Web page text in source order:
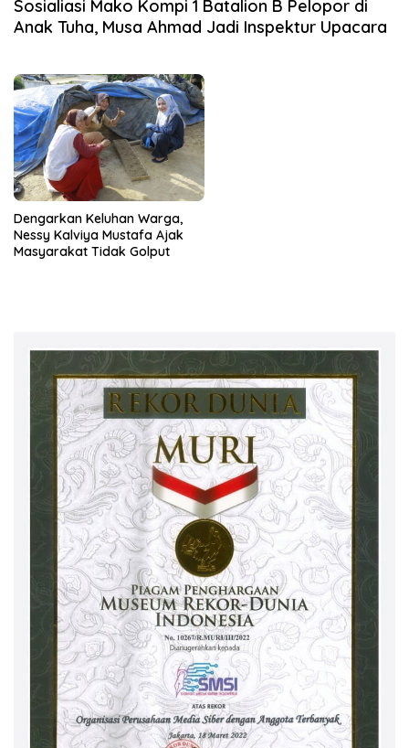
Sosialiasi Mako Kompi 1 Batalion B Pelopor di
Anak Tuha, Musa Ahmad Jadi Inspektur Upacara
Dengarkan Keluhan Warga,
Nessy Kalviya Mustafa Ajak
Masyarakat Tidak Golput